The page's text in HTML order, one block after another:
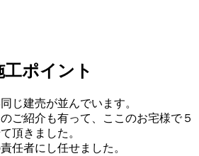
工ポイント
じ建売が並んでいます。
ご紹介も有って、ここのお宅様で５
頂きました。
任者にし任せました。